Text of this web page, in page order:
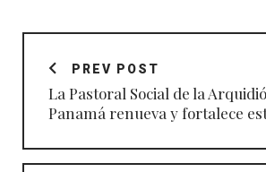
Navegación
entradasPREV POST
La Pastoral Social de la
Panamá renueva y fortalece